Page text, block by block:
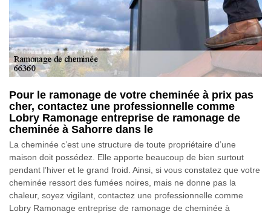
Pour le ramonage de votre cheminée à prix pas
cher, contactez une professionnelle comme
Lobry Ramonage entreprise de ramonage de
cheminée à Sahorre dans le
La cheminée c’est une structure de toute propriétaire d’une
maison doit possédez. Elle apporte beaucoup de bien surtout
pendant l’hiver et le grand froid. Ainsi, si vous constatez que votre
cheminée ressort des fumées noires, mais ne donne pas la
chaleur, soyez vigilant, contactez une professionnelle comme
Lobry Ramonage entreprise de ramonage de cheminée à